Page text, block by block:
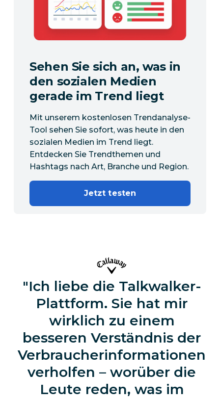
Sehen Sie sich an, was in
den sozialen Medien
gerade im Trend liegt
Mit unserem kostenlosen Trendanalyse-
Tool sehen Sie sofort, was heute in den
sozialen Medien im Trend liegt.
Entdecken Sie Trendthemen und
Hashtags nach Art, Branche und Region.
Jetzt testen
Ich liebe die Talkwalker-
Plattform. Sie hat mir
wirklich zu einem
besseren Verständnis der
Verbraucherinformationen
verholfen – worüber die
Leute reden, was im